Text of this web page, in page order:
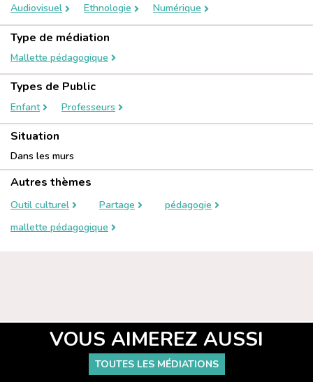
Audiovisuel Ethnologie Numérique
Type de médiation
Mallette pédagogique
Types de Public
Enfant Professeurs
Situation
Dans les murs
Autres thèmes
Outil culturel Partage
pédagogie
mallette pédagogique
VOUS AIMEREZ AUSSI
TOUTES LES MÉDIATIONS